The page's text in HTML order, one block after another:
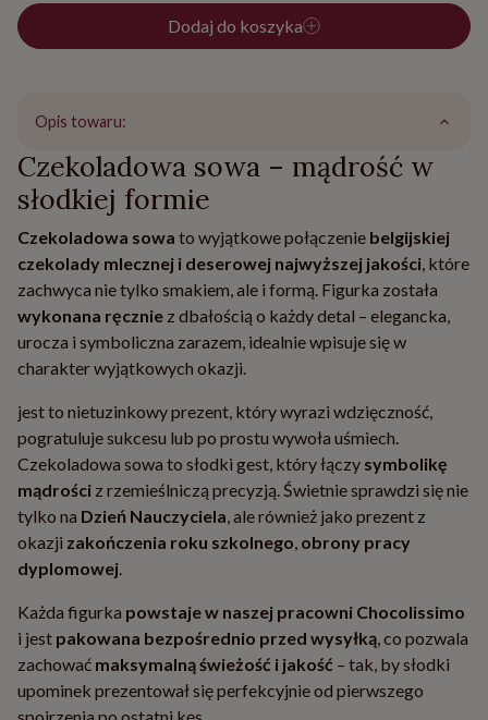
Dodaj do koszyka
Opis towaru:
Czekoladowa sowa – mądrość w
słodkiej formie
Czekoladowa sowa to wyjątkowe połączenie belgijskiej
czekolady mlecznej i deserowej najwyższej jakości, które
zachwyca nie tylko smakiem, ale i formą. Figurka została
wykonana ręcznie z dbałością o każdy detal – elegancka,
urocza i symboliczna zarazem, idealnie wpisuje się w
charakter wyjątkowych okazji.
jest to nietuzinkowy prezent, który wyrazi wdzięczność,
pogratuluje sukcesu lub po prostu wywoła uśmiech.
Czekoladowa sowa to słodki gest, który łączy symbolikę
mądrości z rzemieślniczą precyzją. Świetnie sprawdzi się nie
tylko na Dzień Nauczyciela, ale również jako prezent z
okazji zakończenia roku szkolnego, obrony pracy
dyplomowej.
Każda figurka powstaje w naszej pracowni Chocolissimo
i jest pakowana bezpośrednio przed wysyłką, co pozwala
zachować maksymalną świeżość i jakość – tak, by słodki
upominek prezentował się perfekcyjnie od pierwszego